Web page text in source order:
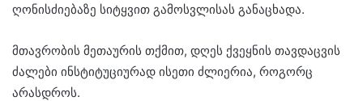
ღონისძიებაზე სიტყვით გამოსვლისას განაცხადა.
მთავრობის მეთაურის თქმით, დღეს ქვეყნის თავდაცვის
ძალები ინსტიტუციურად ისეთი ძლიერია, როგორც
არასდროს.